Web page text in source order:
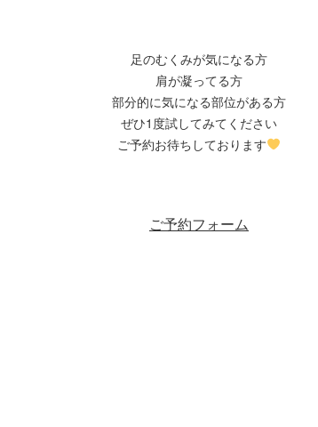
足のむくみが気になる方
肩が凝ってる方
部分的に気になる部位がある方
ぜひ1度試してみてください
ご予約お待ちしております
ご予約フォーム